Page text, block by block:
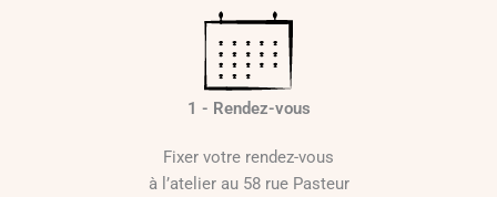
1 - Rendez-vous
Fixer votre rendez-vous
à l’atelier au 58 rue Pasteur